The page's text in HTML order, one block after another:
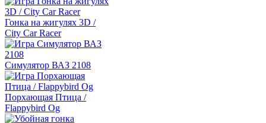
Гонка на жигулях 3D /
City Car Racer
Симулятор ВАЗ 2108
Порхающая Птица /
Flappybird Og